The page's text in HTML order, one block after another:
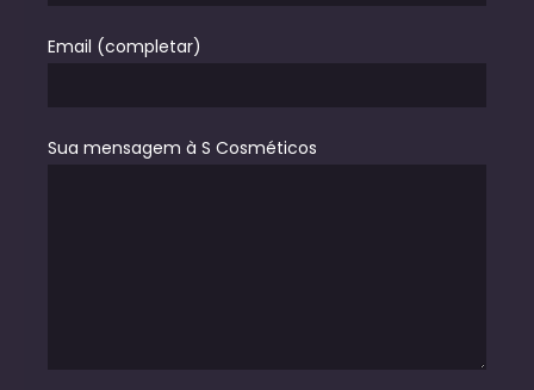
Email (completar)
Sua mensagem à S Cosméticos